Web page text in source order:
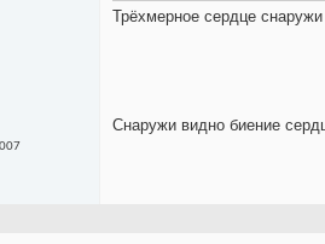
Трёхмерное сердце снаружи
Снаружи видно биение